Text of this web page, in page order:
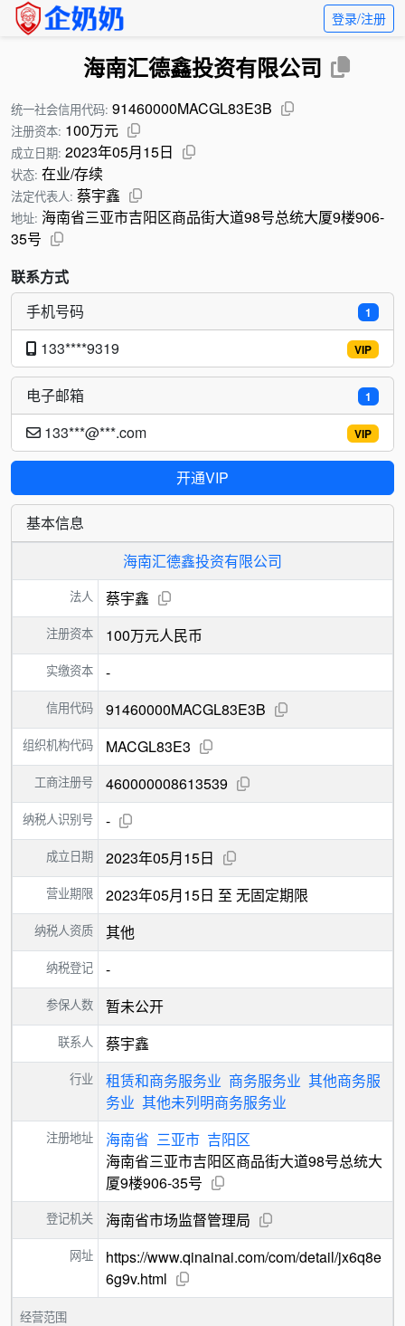
登录/注册
海南汇德鑫投资有限公司
统一社会信用代码: 91460000MACGL83E3B
注册资本: 100万元
成立日期: 2023年05月15日
状态: 在业/存续
法定代表人: 蔡宇鑫
地址: 海南省三亚市吉阳区商品街大道98号总统大厦9楼906-
35号
联系方式
1
手机号码
VIP
133****9319
1
电子邮箱
VIP
133***@***.com
开通VIP
基本信息
海南汇德鑫投资有限公司
法人 蔡宇鑫
注册资本 100万元人民币
实缴资本 -
信用代码 91460000MACGL83E3B
组织机构代码 MACGL83E3
工商注册号 460000008613539
纳税人识别号 -
成立日期 2023年05月15日
营业期限 2023年05月15日 至 无固定期限
纳税人资质 其他
纳税登记 -
参保人数 暂未公开
联系人 蔡宇鑫
行业 租赁和商务服务业 商务服务业 其他商务服
务业 其他未列明商务服务业
注册地址 海南省 三亚市 吉阳区
海南省三亚市吉阳区商品街大道98号总统大
厦9楼906-35号
登记机关 海南省市场监督管理局
网址
https://www.qinainai.com/com/detail/jx6q8e
6g9v.html
经营范围